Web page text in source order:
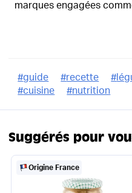
marques engagées
#guide #recette #
#cuisine #nutrition
Suggérés pour
Origine France